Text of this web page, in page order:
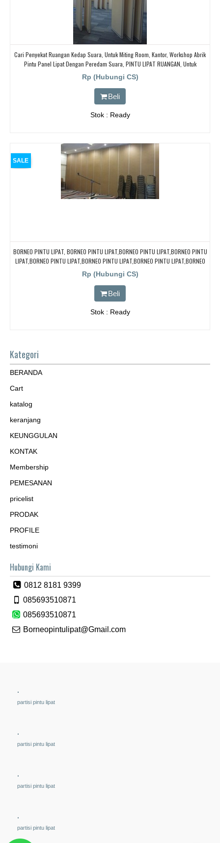
Cari Penyekat Ruangan Kedap Suara, Untuk Miting Room, Kantor, Workshop Abrik
Pintu Panel Lipat Dengan Peredam Suara, PINTU LIPAT RUANGAN, Untuk
Ballroom, HOTEL,
Rp (Hubungi CS)
Beli
Stok : Ready
SALE
BORNEO PINTU LIPAT, BORNEO PINTU LIPAT,BORNEO PINTU LIPAT,BORNEO PINTU
LIPAT,BORNEO PINTU LIPAT,BORNEO PINTU LIPAT,BORNEO PINTU LIPAT,BORNEO
PINTU LIPAT
Rp (Hubungi CS)
Beli
Stok : Ready
Kategori
BERANDA
Cart
katalog
keranjang
KEUNGGULAN
KONTAK
Membership
PEMESANAN
pricelist
PRODAK
PROFILE
testimoni
Hubungi Kami
0812 8181 9399
085693510871
085693510871
Borneopintulipat@Gmail.com
.
partisi pintu lipat
.
partisi pintu lipat
.
partisi pintu lipat
.
partisi pintu lipat